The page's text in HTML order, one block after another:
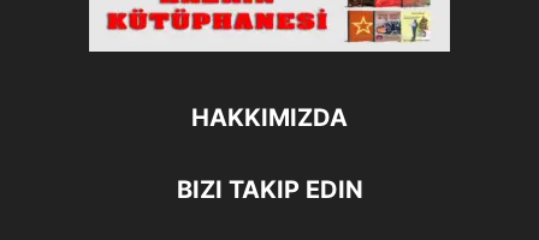
HAKKIMIZDA
BIZI TAKIP EDIN